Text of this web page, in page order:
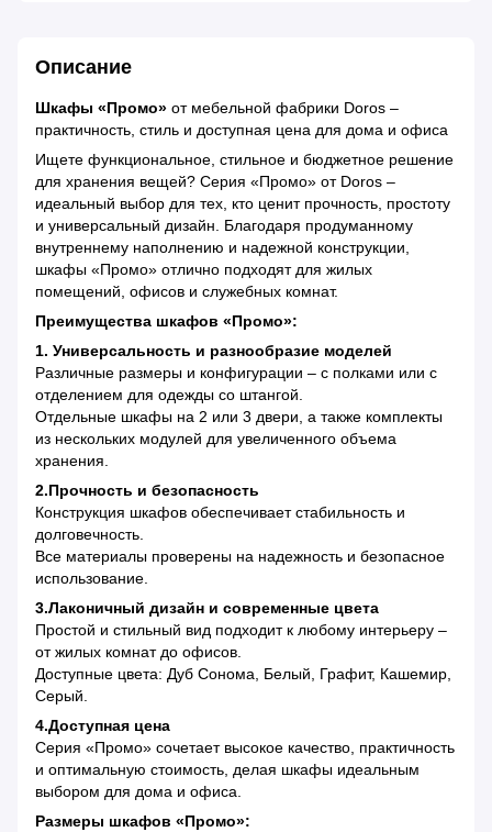
Описание
Шкафы «Промо» от мебельной фабрики Doros –
практичность, стиль и доступная цена для дома и офиса
Ищете функциональное, стильное и бюджетное решение
для хранения вещей? Серия «Промо» от Doros –
идеальный выбор для тех, кто ценит прочность, простоту
и универсальный дизайн. Благодаря продуманному
внутреннему наполнению и надежной конструкции,
шкафы «Промо» отлично подходят для жилых
помещений, офисов и служебных комнат.
Преимущества шкафов «Промо»:
1. Универсальность и разнообразие моделей
Различные размеры и конфигурации – с полками или с
отделением для одежды со штангой.
Отдельные шкафы на 2 или 3 двери, а также комплекты
из нескольких модулей для увеличенного объема
хранения.
2.Прочность и безопасность
Конструкция шкафов обеспечивает стабильность и
долговечность.
Все материалы проверены на надежность и безопасное
использование.
3.Лаконичный дизайн и современные цвета
Простой и стильный вид подходит к любому интерьеру –
от жилых комнат до офисов.
Доступные цвета: Дуб Сонома, Белый, Графит, Кашемир,
Серый.
4.Доступная цена
Серия «Промо» сочетает высокое качество, практичность
и оптимальную стоимость, делая шкафы идеальным
выбором для дома и офиса.
Размеры шкафов «Промо»: